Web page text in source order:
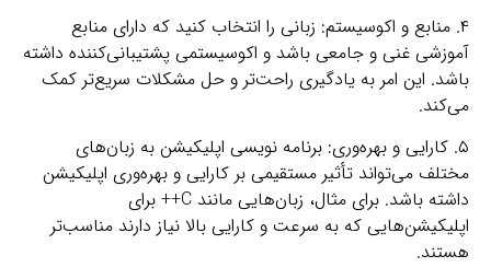
۴. منابع و اکوسیستم: زبانی را انتخاب کنید که دارای منابع
آموزشی غنی و جامعی باشد و اکوسیستمی پشتیبانی‌کننده داشته
باشد. این امر به یادگیری راحت‌تر و حل مشکلات سریع‌تر کمک
می‌کند.
۵. کارایی و بهره‌وری: برنامه ‌نویسی اپلیکیشن به زبان‌های
مختلف می‌تواند تأثیر مستقیمی بر کارایی و بهره‌وری اپلیکیشن
داشته باشد. برای مثال، زبان‌هایی مانند C++ برای
اپلیکیشن‌هایی که به سرعت و کارایی بالا نیاز دارند مناسب‌تر
هستند.